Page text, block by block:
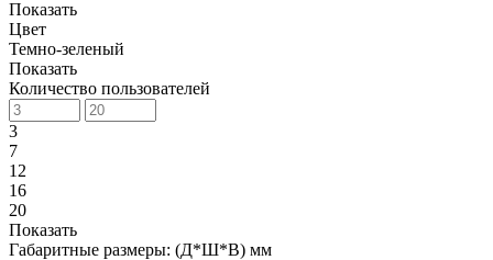
Показать
Цвет
Темно-зеленый
Показать
Количество пользователей
3
7
12
16
20
Показать
Габаритные размеры: (Д*Ш*В) мм